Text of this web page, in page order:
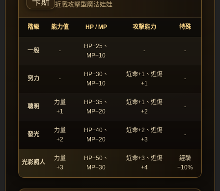
近戰攻擊型魔法娃娃
階級 能力值 HP / MP 攻擊能力 特殊
一般 -
HP+25、
MP+10
- -
努力 -
HP+30、
MP+10
近命+1、近傷
+1
-
聰明
力量
+1
HP+35、
MP+20
近命+1、近傷
+2
-
發光
力量
+2
HP+40、
MP+20
近命+2、近傷
+3
-
光彩照人
力量
+3
HP+50、
MP+30
近命+3、近傷
+4
經驗
+10%